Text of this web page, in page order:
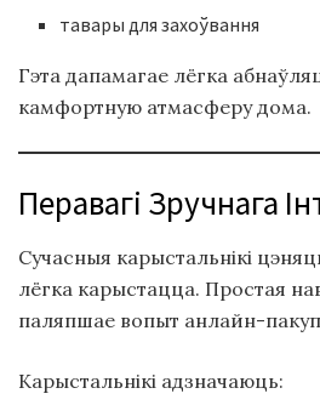
тавары для захоўвання
Гэта дапамагае лёгка
камфортную атмасферу дома.
Перавагі Зручнага
Сучасныя карыстальнікі
лёгка карыстацца. Простая
паляпшае вопыт анлайн-
Карыстальнікі адзначаюць: